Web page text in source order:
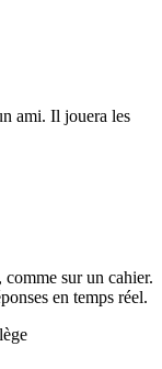
ami. Il jouera les
sur un cahier.
en temps réel.